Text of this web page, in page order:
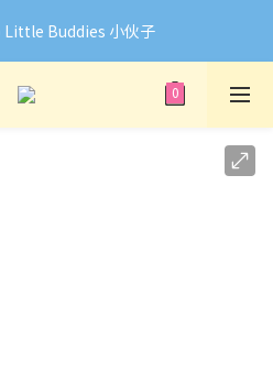
Little Buddies 小伙子
Buddies 小伙子
價錢未能正確顯示🙏下單前可先
與我們聯絡❤️